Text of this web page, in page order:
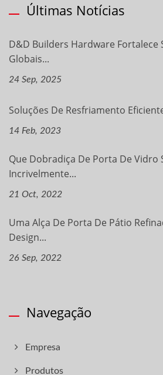
Últimas Notícias
D&D Builders Hardware Fortalece
Globais...
24 Sep, 2025
Soluções De Resfriamento
14 Feb, 2023
Que Dobradiça De Porta De Vidro
Incrivelmente...
21 Oct, 2022
Uma Alça De Porta De Pátio
Design...
26 Sep, 2022
Navegação
Empresa
Produtos